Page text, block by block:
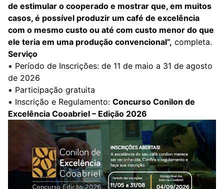
de estimular o cooperado e mostrar que, em muitos
casos, é possível produzir um café de excelência
com o mesmo custo ou até com custo menor do que
ele teria em uma produção convencional”, completa.
Serviço
▪️️ Período de Inscrições: de 11 de maio a 31 de agosto
de 2026
▪️ Participação gratuita
▪️ Inscrição e Regulamento: Concurso Conilon de
Excelência Cooabriel – Edição 2026